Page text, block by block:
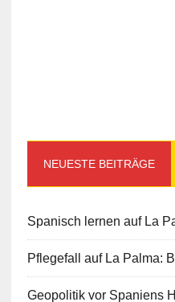
NEUESTE BEITRÄGE
Spanisch lernen auf La
Pflegefall auf La Palma:
Geopolitik vor Spaniens